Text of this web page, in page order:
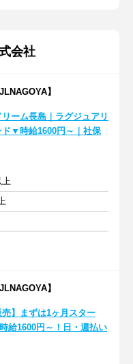
会社
】
リーム長島｜ラグジュアリ
ド▼時給1600円～｜社保
上
】
売】まずは1ヶ月スター
給1600円～！日・週払い